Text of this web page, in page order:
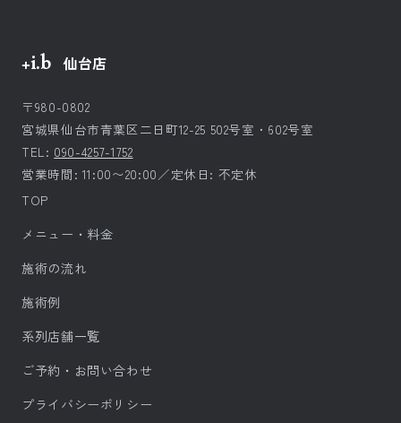
+i.b 仙台店
〒980-0802
宮城県仙台市青葉区二日町12-25 502号室・602号室
TEL: 090-4257-1752
営業時間: 11:00〜20:00／定休日: 不定休
TOP
メニュー・料金
施術の流れ
施術例
系列店舗一覧
ご予約・お問い合わせ
プライバシーポリシー